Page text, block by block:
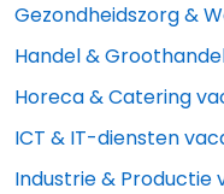
Gezondheidszorg &
Handel &
Horeca & Catering
ICT & IT-diensten
Industrie & Productie